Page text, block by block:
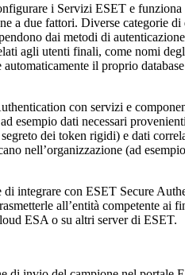
i Servizi ESET e
a due fattori. Diverse categorie
dai metodi di
agli utenti finali, come nomi
il proprio
con servizi e
esempio dati necessari
dei token rigidi) e dati
nell’organizzazione (ad
integrare con ESET Secure
all’entità competente
ESA o su altri server di ESET.